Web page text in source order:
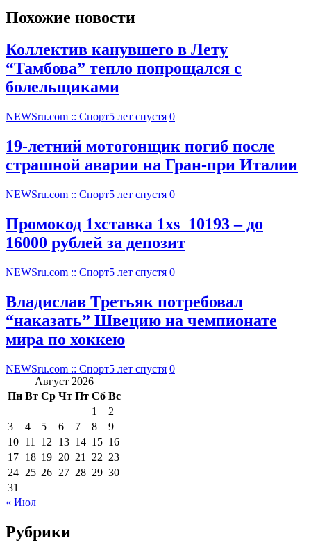
Похожие новости
Коллектив канувшего в Лету
“Тамбова” тепло попрощался с
болельщиками
NEWSru.com :: Спорт5 лет спустя 0
19-летний мотогонщик погиб после
страшной аварии на Гран-при Италии
NEWSru.com :: Спорт5 лет спустя 0
Промокод 1хставка 1xs_10193 – до
16000 рублей за депозит
NEWSru.com :: Спорт5 лет спустя 0
Владислав Третьяк потребовал
“наказать” Швецию на чемпионате
мира по хоккею
NEWSru.com :: Спорт5 лет спустя 0
Август 2026
Пн Вт Ср Чт Пт Сб Вс
1
2
3
4 5 6 7 8
9
10 11 12 13 14 15 16
17 18 19 20 21 22 23
24 25 26 27 28 29 30
31
« Июл
Рубрики